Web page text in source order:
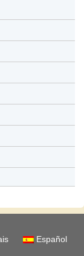
Español